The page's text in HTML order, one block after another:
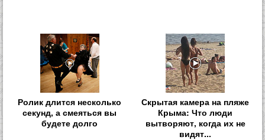
Ролик длится несколько
секунд, а смеяться вы
будете долго
Скрытая камера на пляже
Крыма: Что люди
вытворяют, когда их не
видят...